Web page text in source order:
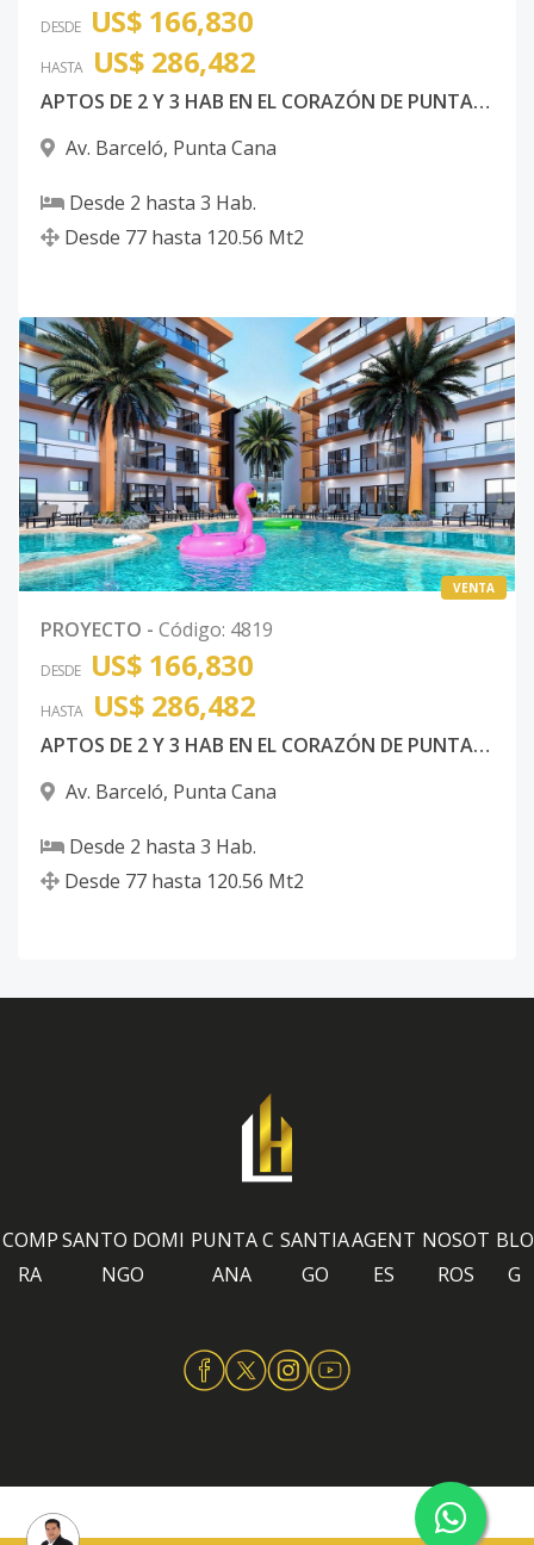
DESDE US$ 166,830
HASTA US$ 286,482
APTOS DE 2 Y 3 HAB EN EL CORAZÓN DE PUNTA CANA
Av. Barceló, Punta Cana
Desde 2 hasta 3 Hab.
Desde 77 hasta 120.56 Mt2
VENTA
PROYECTO - Código: 4819
DESDE US$ 166,830
HASTA US$ 286,482
APTOS DE 2 Y 3 HAB EN EL CORAZÓN DE PUNTA CANA
Av. Barceló, Punta Cana
Desde 2 hasta 3 Hab.
Desde 77 hasta 120.56 Mt2
COMP
RA
SANTO DOMI
NGO
PUNTA C
ANA
SANTIA
GO
AGENT
ES
NOSOT
ROS
BLO
G